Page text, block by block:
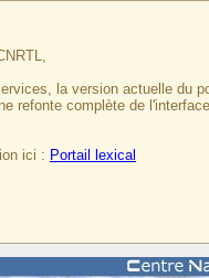
la version actuelle du
refonte complète de
ici : Portail lexical